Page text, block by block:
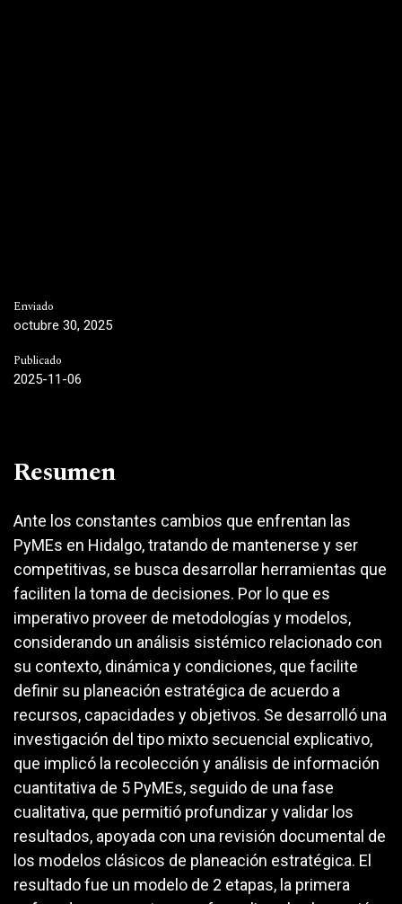
Enviado
octubre 30, 2025
Publicado
2025-11-06
Resumen
Ante los constantes cambios que enfrentan las
PyMEs en Hidalgo, tratando de mantenerse y ser
competitivas, se busca desarrollar herramientas que
faciliten la toma de decisiones. Por lo que es
imperativo proveer de metodologías y modelos,
considerando un análisis sistémico relacionado con
su contexto, dinámica y condiciones, que facilite
definir su planeación estratégica de acuerdo a
recursos, capacidades y objetivos. Se desarrolló una
investigación del tipo mixto secuencial explicativo,
que implicó la recolección y análisis de información
cuantitativa de 5 PyMEs, seguido de una fase
cualitativa, que permitió profundizar y validar los
resultados, apoyada con una revisión documental de
los modelos clásicos de planeación estratégica. El
resultado fue un modelo de 2 etapas, la primera